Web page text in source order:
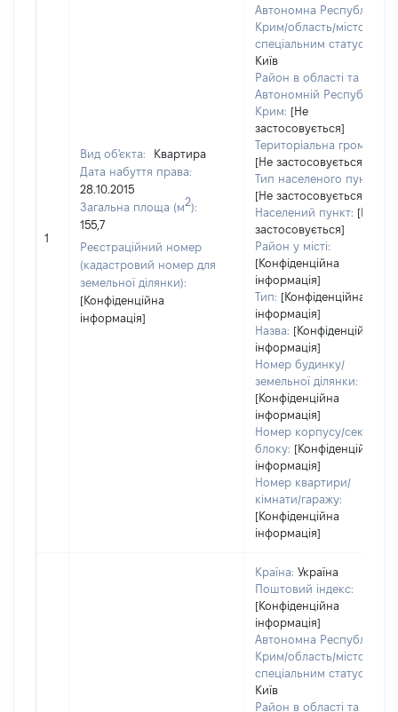
1
Вид об'єкта:
Квартира
Дата набуття права:
28.10.2015
Загальна площа (м2):
155,7
Реєстраційний номер
(кадастровий номер для
земельної ділянки):
[Конфіденційна
інформація]
Автономна Республіка
Крим/область/місто зі
спеціальним статусом:
Київ
Район в області та
Автономній Республіці
Крим: [Не
застосовується]
Територіальна громада:
[Не застосовується]
Тип населеного пункту:
[Не застосовується]
Населений пункт: [Не
застосовується]
Район у місті:
[Конфіденційна
інформація]
Тип: [Конфіденційна
інформація]
Назва: [Конфіденційна
інформація]
Номер будинку/
земельної ділянки:
[Конфіденційна
інформація]
Номер корпусу/секції/
блоку: [Конфіденційна
інформація]
Номер квартири/
кімнати/гаражу:
[Конфіденційна
інформація]
Країна: Україна
Поштовий індекс:
[Конфіденційна
інформація]
Автономна Республіка
Крим/область/місто зі
спеціальним статусом:
Київ
Район в області та